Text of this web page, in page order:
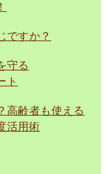
ですか？
守る
ト
高齢者も使える
活用術